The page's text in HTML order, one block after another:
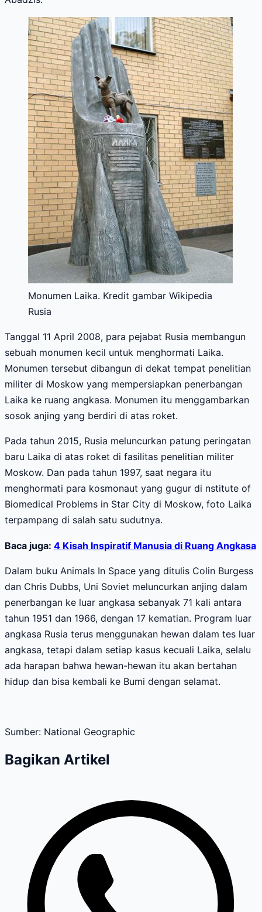
Monumen Laika. Kredit gambar Wikipedia
Rusia
Tanggal 11 April 2008, para pejabat Rusia membangun
sebuah monumen kecil untuk menghormati Laika.
Monumen tersebut dibangun di dekat tempat penelitian
militer di Moskow yang mempersiapkan penerbangan
Laika ke ruang angkasa. Monumen itu menggambarkan
sosok anjing yang berdiri di atas roket.
Pada tahun 2015, Rusia meluncurkan patung peringatan
baru Laika di atas roket di fasilitas penelitian militer
Moskow. Dan pada tahun 1997, saat negara itu
menghormati para kosmonaut yang gugur di nstitute of
Biomedical Problems in Star City di Moskow, foto Laika
terpampang di salah satu sudutnya.
Baca juga: 4 Kisah Inspiratif Manusia di Ruang Angkasa
Dalam buku Animals In Space yang ditulis Colin Burgess
dan Chris Dubbs, Uni Soviet meluncurkan anjing dalam
penerbangan ke luar angkasa sebanyak 71 kali antara
tahun 1951 dan 1966, dengan 17 kematian. Program luar
angkasa Rusia terus menggunakan hewan dalam tes luar
angkasa, tetapi dalam setiap kasus kecuali Laika, selalu
ada harapan bahwa hewan-hewan itu akan bertahan
hidup dan bisa kembali ke Bumi dengan selamat.
Sumber: National Geographic
Bagikan Artikel